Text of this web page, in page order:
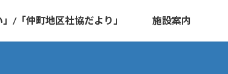
」/「仲町地区社協だより」 施設案内